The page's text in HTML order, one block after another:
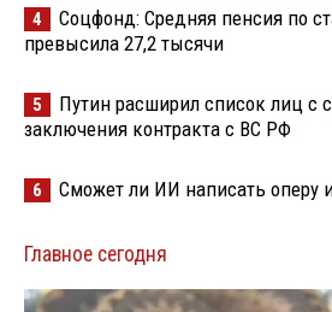
4
Соцфонд: Средняя пенсия по
превысила 27,2 тысячи
5
Путин расширил список лиц с
заключения контракта с ВС РФ
6 Сможет ли ИИ написать оперу
Главное сегодня